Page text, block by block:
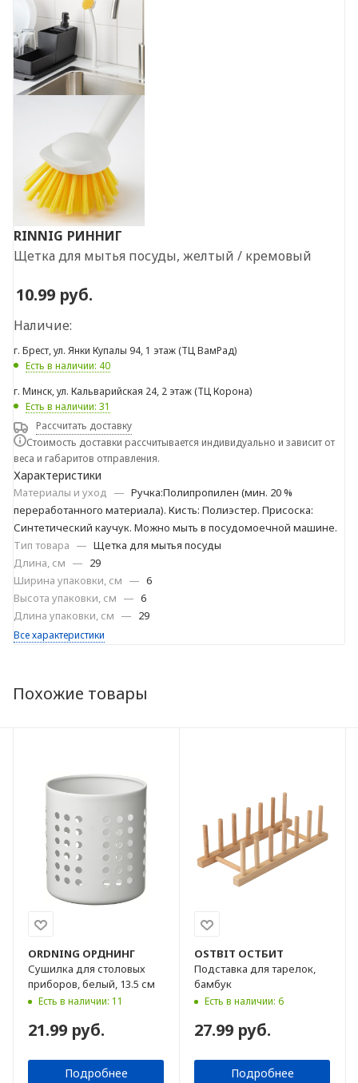
RINNIG РИННИГ
Щетка для мытья посуды, желтый / кремовый
10.99 руб.
Наличие:
г. Брест, ул. Янки Купалы 94, 1 этаж (ТЦ ВамРад)
Есть в наличии: 40
г. Минск, ул. Кальварийская 24, 2 этаж (ТЦ Корона)
Есть в наличии: 31
Рассчитать доставку
Стоимость доставки рассчитывается индивидуально и зависит от
веса и габаритов отправления.
Характеристики
Материалы и уход — Ручка:Полипропилен (мин. 20 %
переработанного материала). Кисть: Полиэстер. Присоска:
Синтетический каучук. Можно мыть в посудомоечной машине.
Тип товара — Щетка для мытья посуды
Длина, см — 29
Ширина упаковки, см — 6
Высота упаковки, см — 6
Длина упаковки, см — 29
Все характеристики
Похожие товары
ORDNING ОРДНИНГ
Сушилка для столовых
приборов, белый, 13.5 см
Есть в наличии: 11
21.99 руб.
Подробнее
OSTBIT ОСТБИТ
Подставка для тарелок,
бамбук
Есть в наличии: 6
27.99 руб.
Подробнее